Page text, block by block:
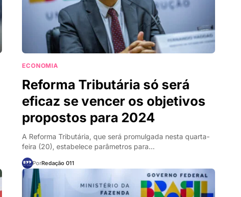
ECONOMIA
Reforma Tributária só será
eficaz se vencer os objetivos
propostos para 2024
A Reforma Tributária, que será promulgada nesta quarta-
feira (20), estabelece parâmetros para…
PorRedação 011